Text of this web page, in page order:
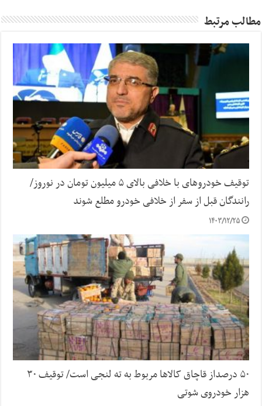
مطالب مرتبط
توقیف خودروهای با خلافی بالای ۵ میلیون تومان در نوروز/
رانندگان قبل از سفر از خلافی خودرو مطلع شوند
۱۴۰۳/۱۲/۲۵
۵۰ درصداز قاچاق کالاها مربوط به ته لنجی است/ توقیف ۳۰
هزار خودروی شوتی